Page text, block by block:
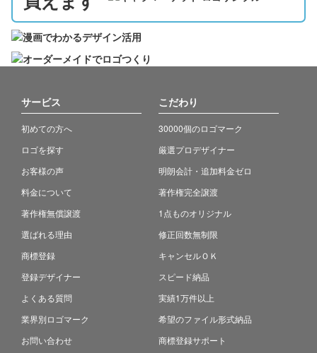
サービス
初めての方へ
ロゴを探す
お客様の声
料金について
著作権無償譲渡
選ばれる理由
商標登録
登録デザイナー
よくある質問
業界別ロゴマーク
お問い合わせ
こだわり
30000個のロゴマーク
厳選プロデザイナー
明朗会計・追加料金ゼロ
著作権完全譲渡
1点ものオリジナル
修正回数無制限
キャンセルＯＫ
スピード納品
実績1万件以上
希望のファイル形式納品
商標登録サポート